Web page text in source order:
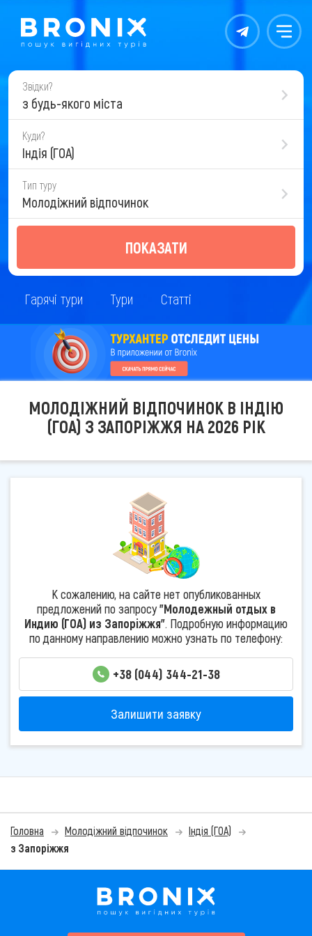
Контакты Меню
Звідки?
з будь-якого міста
Куди?
Індія (ГОА)
Тип туру
Молодіжний відпочинок
ПОКАЗАТИ
Гарячі тури Тури Статті
МОЛОДІЖНИЙ ВІДПОЧИНОК В ІНДІЮ
(ГОА) З ЗАПОРІЖЖЯ НА 2026 РІК
К сожалению, на сайте нет опубликованных
предложений по запросу"Молодежный отдых в
Индию (ГОА) из Запоріжжя". Подробную информацию
по данному направлению можно узнать по телефону:
+38 (044) 344-21-38
Залишити заявку
Головна Молодіжний відпочинок
Індія (ГОА)
з Запоріжжя